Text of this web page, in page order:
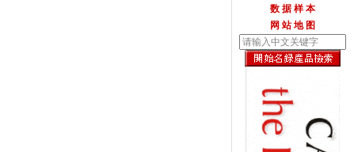
数 据 样 本
网 站 地 图